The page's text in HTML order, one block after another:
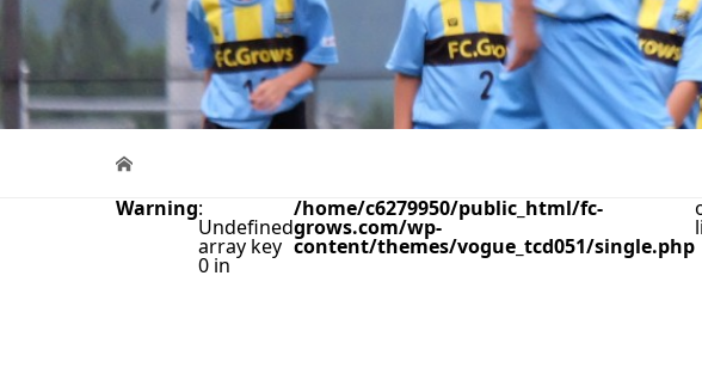
Warning:
Undefined
array key
0 in
/home/c6279950/public_html/fc-
grows.com/wp-
content/themes/vogue_tcd051/single.php